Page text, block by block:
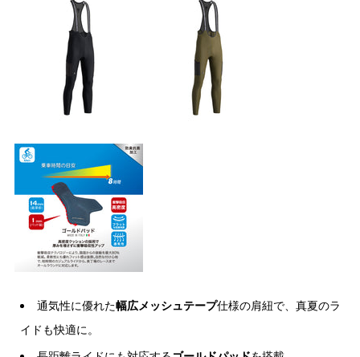
通気性に優れた幅広メッシュテープ仕様の肩紐で、真夏のラ
イドも快適に。